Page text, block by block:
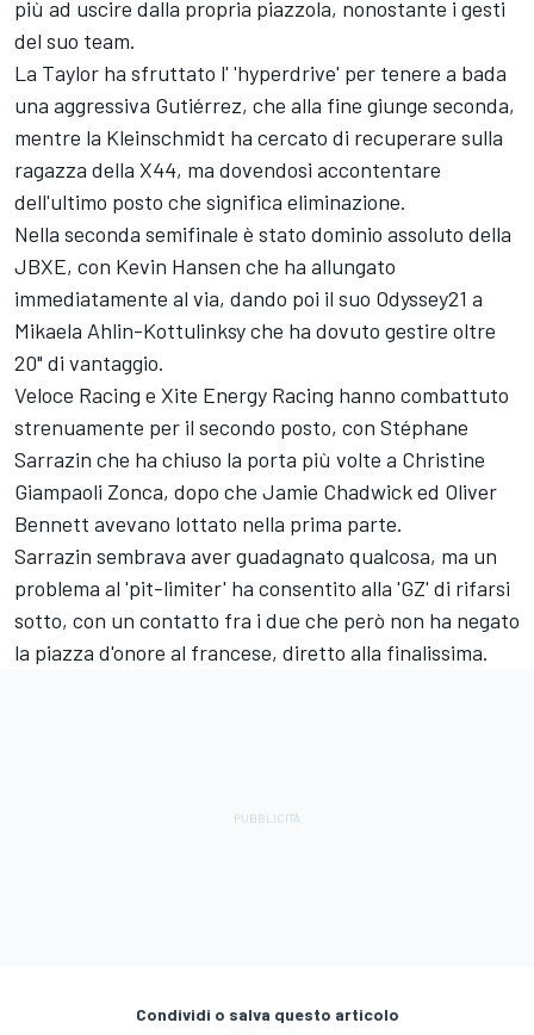
più ad uscire dalla propria piazzola, nonostante i gesti
del suo team.
La Taylor ha sfruttato l' 'hyperdrive' per tenere a bada
una aggressiva Gutiérrez, che alla fine giunge seconda,
mentre la Kleinschmidt ha cercato di recuperare sulla
ragazza della X44, ma dovendosi accontentare
dell'ultimo posto che significa eliminazione.
Nella seconda semifinale è stato dominio assoluto della
JBXE, con Kevin Hansen che ha allungato
immediatamente al via, dando poi il suo Odyssey21 a
Mikaela Ahlin-Kottulinksy che ha dovuto gestire oltre
20" di vantaggio.
Veloce Racing e Xite Energy Racing hanno combattuto
strenuamente per il secondo posto, con Stéphane
Sarrazin che ha chiuso la porta più volte a Christine
Giampaoli Zonca, dopo che Jamie Chadwick ed Oliver
Bennett avevano lottato nella prima parte.
Sarrazin sembrava aver guadagnato qualcosa, ma un
problema al 'pit-limiter' ha consentito alla 'GZ' di rifarsi
sotto, con un contatto fra i due che però non ha negato
la piazza d'onore al francese, diretto alla finalissima.
Condividi o salva questo articolo